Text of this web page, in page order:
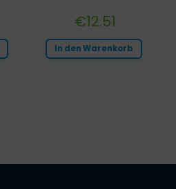
€12.51
In den Warenkorb